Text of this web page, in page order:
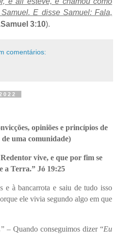
E disse Samuel: Fala,
3:10).
comentários:
opiniões e princípios de
uma comunidade)
vive, e que por fim se
a Terra.” Jó 19:25
e à bancarrota e saiu de tudo isso
ele vivia segundo algo em que
” – Quando conseguimos dizer “Eu